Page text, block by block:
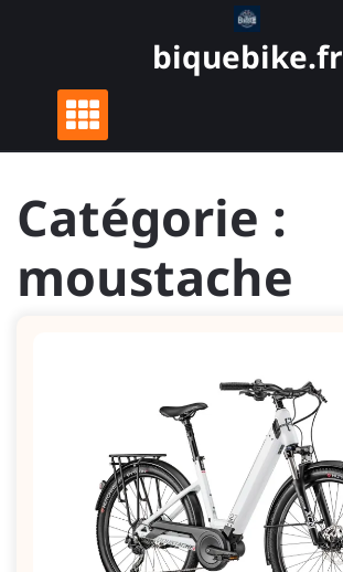
biquebike.fr
Catégorie :
moustache